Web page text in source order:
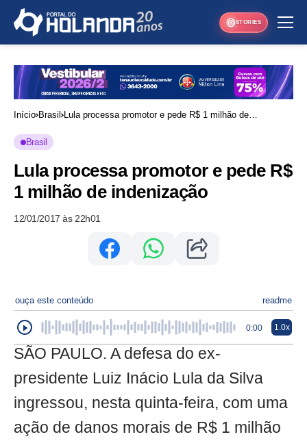
STORIES
Início Brasil
Lula processa promotor e pede R$ 1 milhão de
Brasil
Lula processa promotor e pede R$
1 milhão de indenização
12/01/2017 às 22h01
ouça este conteúdo readme
0:00 1.0x
SÃO PAULO. A defesa do ex-
presidente Luiz Inácio Lula da Silva
ingressou, nesta quinta-feira, com uma
ação de danos morais de R$ 1 milhão